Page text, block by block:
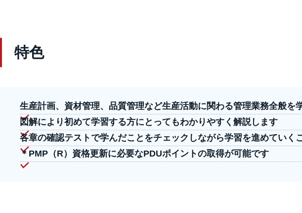
特色
生産計画、資材管理、品質管理など生産活動に関わる管理業務全般を
図解により初めて学習する方にとってもわかりやすく解説します
各章の確認テストで学んだことをチェックしながら学習を進めていく
＊PMP（R）資格更新に必要なPDUポイントの取得が可能です